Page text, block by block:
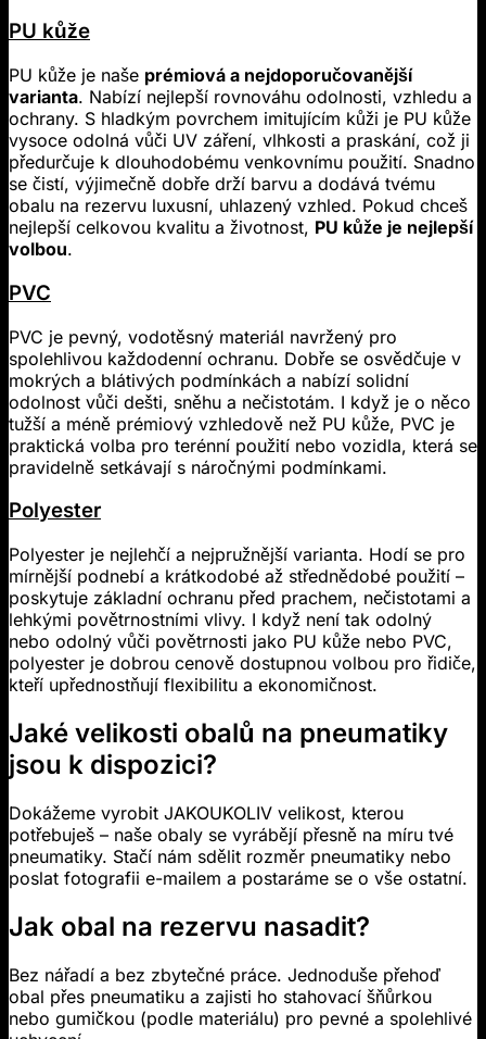
PU kůže
PU kůže je naše prémiová a nejdoporučovanější
varianta. Nabízí nejlepší rovnováhu odolnosti, vzhledu a
ochrany. S hladkým povrchem imitujícím kůži je PU kůže
vysoce odolná vůči UV záření, vlhkosti a praskání, což ji
předurčuje k dlouhodobému venkovnímu použití. Snadno
se čistí, výjimečně dobře drží barvu a dodává tvému
obalu na rezervu luxusní, uhlazený vzhled. Pokud chceš
nejlepší celkovou kvalitu a životnost, PU kůže je nejlepší
volbou.
PVC
PVC je pevný, vodotěsný materiál navržený pro
spolehlivou každodenní ochranu. Dobře se osvědčuje v
mokrých a blátivých podmínkách a nabízí solidní
odolnost vůči dešti, sněhu a nečistotám. I když je o něco
tužší a méně prémiový vzhledově než PU kůže, PVC je
praktická volba pro terénní použití nebo vozidla, která se
pravidelně setkávají s náročnými podmínkami.
Polyester
Polyester je nejlehčí a nejpružnější varianta. Hodí se pro
mírnější podnebí a krátkodobé až střednědobé použití –
poskytuje základní ochranu před prachem, nečistotami a
lehkými povětrnostními vlivy. I když není tak odolný
nebo odolný vůči povětrnosti jako PU kůže nebo PVC,
polyester je dobrou cenově dostupnou volbou pro řidiče,
kteří upřednostňují flexibilitu a ekonomičnost.
Jaké velikosti obalů na pneumatiky
jsou k dispozici?
Dokážeme vyrobit JAKOUKOLIV velikost, kterou
potřebuješ – naše obaly se vyrábějí přesně na míru tvé
pneumatiky. Stačí nám sdělit rozměr pneumatiky nebo
poslat fotografii e-mailem a postaráme se o vše ostatní.
Jak obal na rezervu nasadit?
Bez nářadí a bez zbytečné práce. Jednoduše přehoď
obal přes pneumatiku a zajisti ho stahovací šňůrkou
nebo gumičkou (podle materiálu) pro pevné a spolehlivé